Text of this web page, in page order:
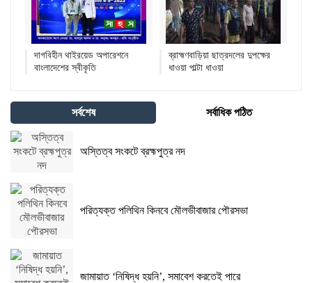
দাগবিহীন থাইরয়েড অপারেশনে
বাংলাদেশের স্বীকৃতি
ব্রাহ্মণবাড়িয়া ছাত্রদলের দুপক্ষের
ধাওয়া পাল্টা ধাওয়া
সর্বশেষ সর্বাধিক পঠিত
অস্তিত্ব সংকটে ব্রহ্মপুত্র নদ
পরিত্যক্ত পলিথিন কিনবে মৌলভীবাজার পৌরসভা
জামায়াত ‘নিষিদ্ধ হয়নি’, সমাবেশ করতেই পারে